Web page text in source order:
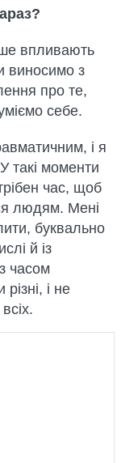
впливають
виносимо з
про те,
себе.
і я
такі моменти
час, щоб
людям. Мені
буквально
й із
часом
і не